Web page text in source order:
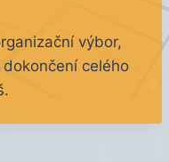
výbor,
celého